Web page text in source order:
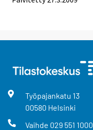
Työpajankatu 13
00580 Helsinki
Vaihde 029 551 1000